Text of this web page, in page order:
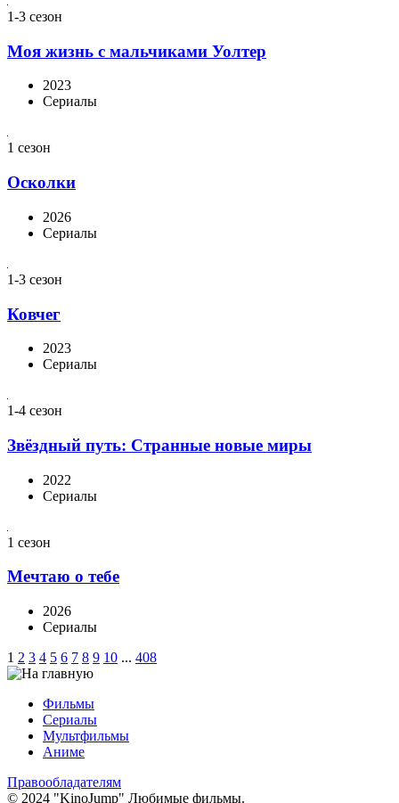
1-3 сезон
Моя жизнь с мальчиками Уолтер
2023
Сериалы
1 сезон
Осколки
2026
Сериалы
1-3 сезон
Ковчег
2023
Сериалы
1-4 сезон
Звёздный путь: Странные новые миры
2022
Сериалы
1 сезон
Мечтаю о тебе
2026
Сериалы
1 2 3 4 5 6 7 8 9 10 ... 408
Фильмы
Сериалы
Мультфильмы
Аниме
Правообладателям
© 2024 "KinoJump" Любимые фильмы.